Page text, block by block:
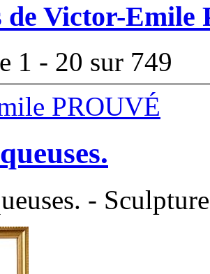
de Victor-Emile
1 - 20 sur 749
PROUVÉ
-